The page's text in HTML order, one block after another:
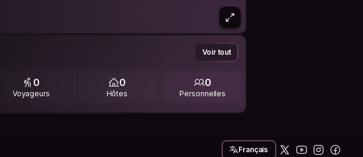
Voir tout
0
Voyageurs
0
Hôtes
0
Personnelles
Français